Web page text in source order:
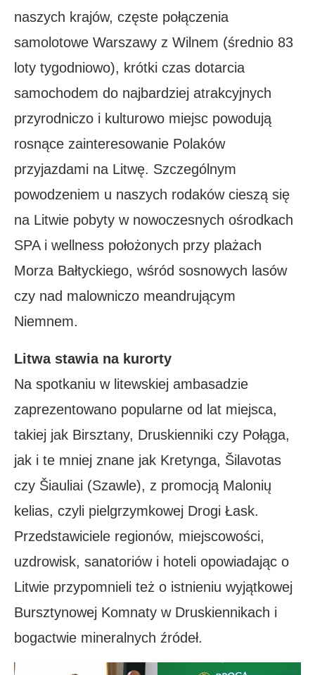
naszych krajów, częste połączenia
samolotowe Warszawy z Wilnem (średnio 83
loty tygodniowo), krótki czas dotarcia
samochodem do najbardziej atrakcyjnych
przyrodniczo i kulturowo miejsc powodują
rosnące zainteresowanie Polaków
przyjazdami na Litwę. Szczególnym
powodzeniem u naszych rodaków cieszą się
na Litwie pobyty w nowoczesnych ośrodkach
SPA i wellness położonych przy plażach
Morza Bałtyckiego, wśród sosnowych lasów
czy nad malowniczo meandrującym
Niemnem.
Litwa stawia na kurorty
Na spotkaniu w litewskiej ambasadzie
zaprezentowano popularne od lat miejsca,
takiej jak Birsztany, Druskienniki czy Połąga,
jak i te mniej znane jak Kretynga, Šilavotas
czy Šiauliai (Szawle), z promocją Malonių
kelias, czyli pielgrzymkowej Drogi Łask.
Przedstawiciele regionów, miejscowości,
uzdrowisk, sanatoriów i hoteli opowiadając o
Litwie przypomnieli też o istnieniu wyjątkowej
Bursztynowej Komnaty w Druskiennikach i
bogactwie mineralnych źródeł.